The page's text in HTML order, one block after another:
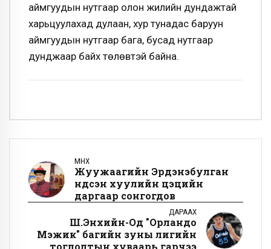
аймгуудын нутгаар олон жилийн дундажтай
харьцуулахад дулаан, хур тунадас баруун
аймгуудын нутгаар бага, бусад нутгаар
дунджаар байх төлөвтэй байна.
ӨМНӨХ
Жуужаагийн Эрдэнэбулган
Үндсэн хуулийн цэцийн
даргаар сонгогдов
ДАРААХ
Ш.Энхийн-Од "Орландо
Мэжик" багийн зуны лигийн
тоглолтын хуваарь гарчээ